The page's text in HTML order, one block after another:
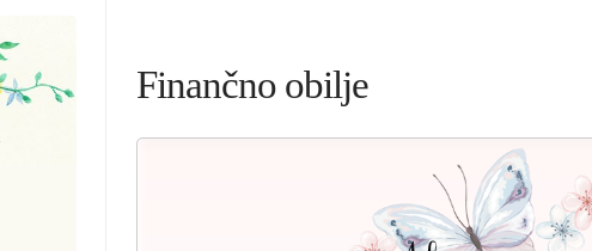
Finančno obilje